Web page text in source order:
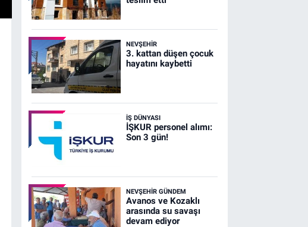
NEVŞEHIR
3. kattan düşen çocuk
hayatını kaybetti
İŞ DÜNYASI
İŞKUR personel alımı:
Son 3 gün!
NEVŞEHIR GÜNDEM
Avanos ve Kozaklı
arasında su savaşı
devam ediyor